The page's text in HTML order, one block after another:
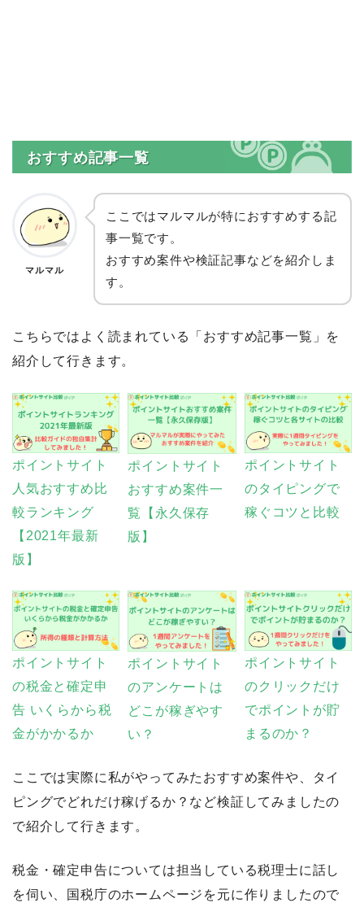
おすすめ記事一覧
マルマル
ここではマルマルが特におすすめする記
事一覧です。
おすすめ案件や検証記事などを紹介しま
す。
こちらではよく読まれている「おすすめ記事一覧」を
紹介して行きます。
ポイントサイト
人気おすすめ比
較ランキング
【2021年最新
版】
ポイントサイト
おすすめ案件一
覧【永久保存
版】
ポイントサイト
のタイピングで
稼ぐコツと比較
ポイントサイト
の税金と確定申
告 いくらから税
金がかかるか
ポイントサイト
のアンケートは
どこが稼ぎやす
い？
ポイントサイト
のクリックだけ
でポイントが貯
まるのか？
ここでは実際に私がやってみたおすすめ案件や、タイ
ピングでどれだけ稼げるか？など検証してみましたの
で紹介して行きます。
税金・確定申告については担当している税理士に話し
を伺い、国税庁のホームページを元に作りましたので